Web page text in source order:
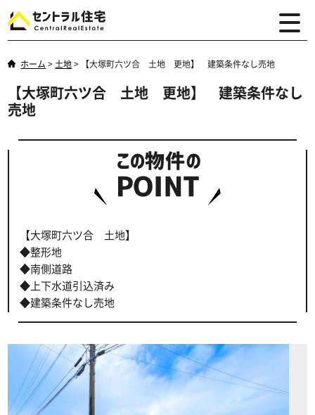
ホーム > 土地> 【大塚町六ツ合 土地 更地】 建築条件なし売地
【大塚町六ツ合 土地 更地】 建築条件なし
売地
【大塚町六ツ合 土地】
◆整形地
◆南側道路
◆上下水道引込済み
◆建築条件なし売地